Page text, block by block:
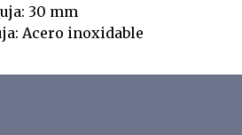
30 mm
Acero inoxidable